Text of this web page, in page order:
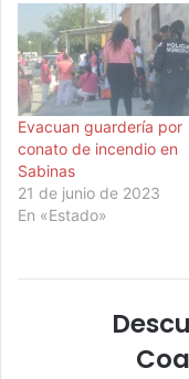
Evacuan guardería por
conato de incendio en
Sabinas
21 de junio de 2023
En «Estado»